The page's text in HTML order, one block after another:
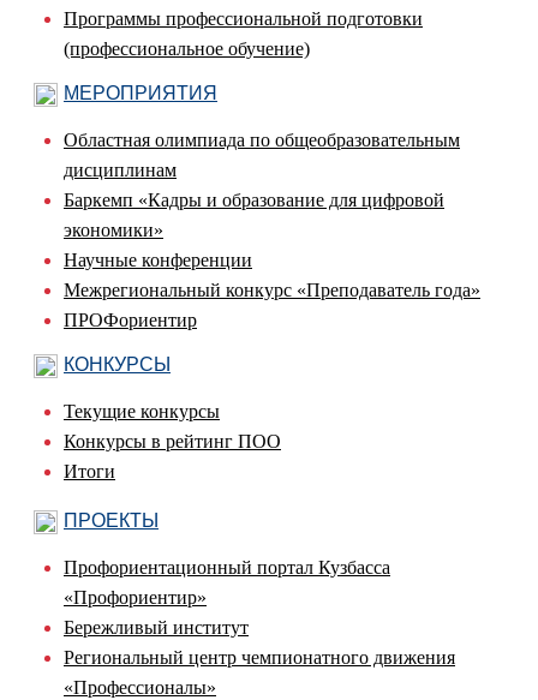
Программы профессиональной подготовки
(профессиональное обучение)
МЕРОПРИЯТИЯ
Областная олимпиада по общеобразовательным
дисциплинам
Баркемп «Кадры и образование для цифровой
экономики»
Научные конференции
Межрегиональный конкурс «Преподаватель года»
ПРОФориентир
КОНКУРСЫ
Текущие конкурсы
Конкурсы в рейтинг ПОО
Итоги
ПРОЕКТЫ
Профориентационный портал Кузбасса
«Профориентир»
Бережливый институт
Региональный центр чемпионатного движения
«Профессионалы»